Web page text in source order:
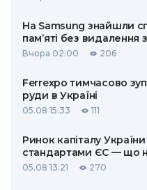
На Samsung знайшли
пам’яті без видалення
Вчора 02:00 206
Ferrexpo тимчасово
руди в Україні
05.08 15:33 111
Ринок капіталу
стандартами ЄС — що
05.08 13:21 270